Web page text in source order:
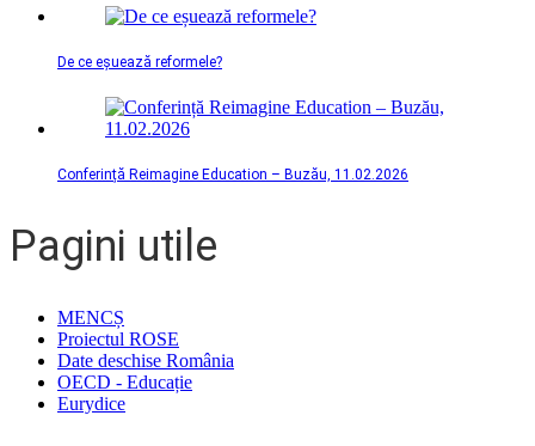
De ce eșuează reformele?
Conferință Reimagine Education – Buzău, 11.02.2026
Pagini utile
MENCȘ
Proiectul ROSE
Date deschise România
OECD - Educație
Eurydice